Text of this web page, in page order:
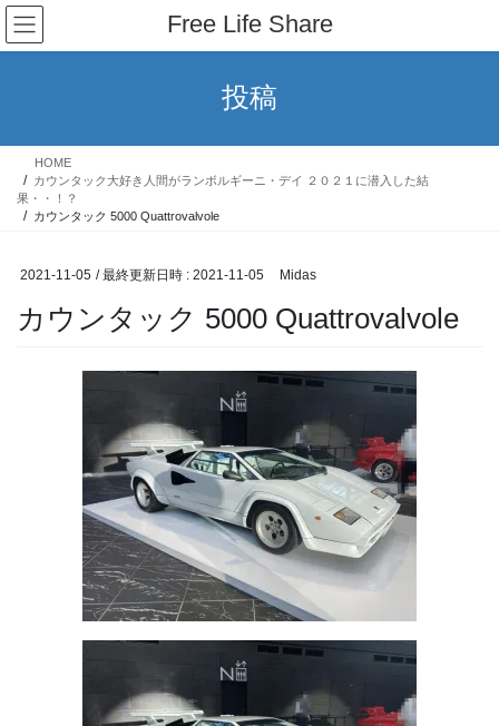
コ
ン
テ
ス
ナ
ビ
ゲ
ン
Free Life Share
投稿
HOME
カウンタック大好き人間がランボルギーニ・デイ ２０２１に潜入した結
果・・！？
カウンタック 5000 Quattrovalvole
2021-11-05 / 最終更新日時 : 2021-11-05 Midas
カウンタック 5000 Quattrovalvole